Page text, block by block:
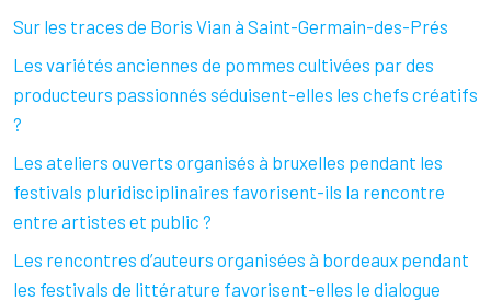
Sur les traces de Boris Vian à Saint-Germain-des-Prés
Les variétés anciennes de pommes cultivées par des
producteurs passionnés séduisent-elles les chefs créatifs
?
Les ateliers ouverts organisés à bruxelles pendant les
festivals pluridisciplinaires favorisent-ils la rencontre
entre artistes et public ?
Les rencontres d’auteurs organisées à bordeaux pendant
les festivals de littérature favorisent-elles le dialogue